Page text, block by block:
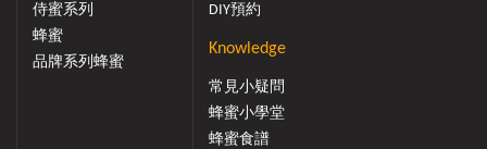
侍蜜系列
蜂蜜
品牌系列蜂蜜
DIY預約
Knowledge
常見小疑問
蜂蜜小學堂
蜂蜜食譜